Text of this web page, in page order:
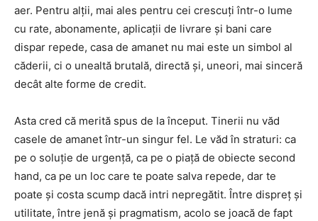
aer. Pentru alții, mai ales pentru cei crescuți într-o lume
cu rate, abonamente, aplicații de livrare și bani care
dispar repede, casa de amanet nu mai este un simbol al
căderii, ci o unealtă brutală, directă și, uneori, mai sinceră
decât alte forme de credit.
Asta cred că merită spus de la început. Tinerii nu văd
casele de amanet într-un singur fel. Le văd în straturi: ca
pe o soluție de urgență, ca pe o piață de obiecte second
hand, ca pe un loc care te poate salva repede, dar te
poate și costa scump dacă intri nepregătit. Între dispreț și
utilitate, între jenă și pragmatism, acolo se joacă de fapt